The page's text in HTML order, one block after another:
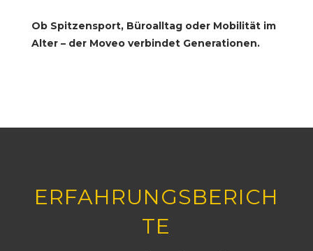
Ob Spitzensport, Büroalltag oder Mobilität im
Alter – der Moveo verbindet Generationen.
ERFAHRUNGSBERICH
TE